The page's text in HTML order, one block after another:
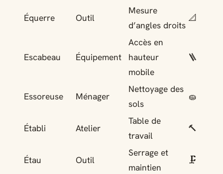
Équerre Outil
Mesure
d’angles droits
📐
Escabeau Équipement
Accès en
hauteur
mobile
🪜
Essoreuse Ménager
Nettoyage des
sols
🧽
Établi Atelier
Table de
travail
🔨
Étau Outil
Serrage et
maintien
🗜️